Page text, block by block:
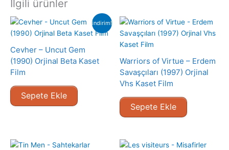
İlgili ürünler
indirim!
Cevher – Uncut Gem
(1990) Orjinal Beta Kaset
Film
Sepete Ekle
Warriors of Virtue – Erdem
Savaşçıları (1997) Orjinal
Vhs Kaset Film
Sepete Ekle